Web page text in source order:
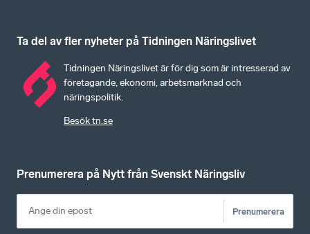
Ta del av fler nyheter på Tidningen Näringslivet
Tidningen Näringslivet är för dig som är intresserad av
företagande, ekonomi, arbetsmarknad och
näringspolitik.
Besök tn.se
Prenumerera på Nytt från Svenskt Näringsliv
Prenumerera